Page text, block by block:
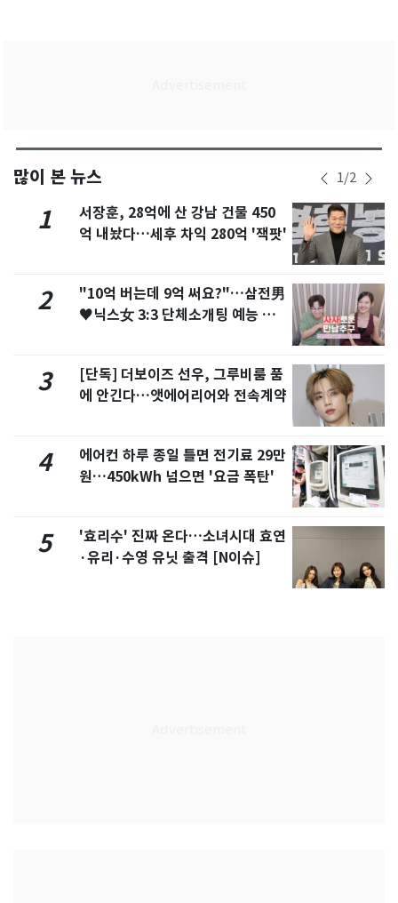
많이 본 뉴스 1/2
1
서장훈, 28억에 산 강남 건물 450
억 내놨다…세후 차익 280억 '잭팟'
2
"10억 버는데 9억 써요?"…삼전男
♥닉스女 3:3 단체소개팅 예능 화
3
[단독] 더보이즈 선우, 그루비룸 품
에 안긴다…앳에어리어와 전속계약
4
에어컨 하루 종일 틀면 전기료 29만
원…450kWh 넘으면 '요금 폭탄'
5
'효리수' 진짜 온다…소녀시대 효연
·유리·수영 유닛 출격 [N이슈]